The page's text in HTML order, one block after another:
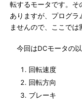
転するモータです。そ
ありますが、プログラ
ませんので、ここでは
今回はDCモータの以
回転速度
回転方向
ブレーキ